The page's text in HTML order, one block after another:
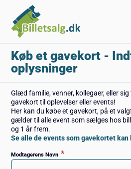
Køb et gavekort -
oplysninger
Glæd familie, venner, kollegaer, eller
gavekort til oplevelser eller events!
Her kan du købe et gavekort, på et
gælder til alle event som sælges hos
og 1 år frem.
Se alle de events som gavekortet
Modtagerens Navn *